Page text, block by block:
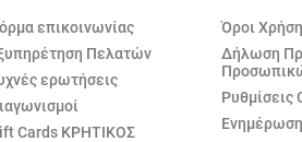
επικοινωνίας
Πελατών
ερωτήσεις
Cards ΚΡΗΤΙΚΟΣ
Όροι
Δήλωση
Ρυθμίσεις